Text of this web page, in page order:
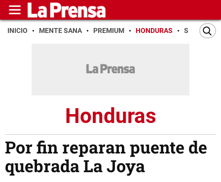
INICIO MENTE SANA PREMIUM HONDURAS SAN PEDRO
Honduras
Por fin reparan puente de
quebrada La Joya